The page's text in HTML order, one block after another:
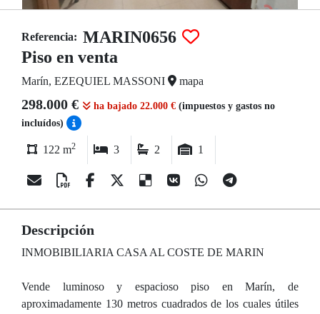
Referencia: MARIN0656
Piso en venta
Marín, EZEQUIEL MASSONI mapa
298.000 € ha bajado 22.000 € (impuestos y gastos no
incluídos)
122 m2 3 2 1
Descripción
INMOBIBILIARIA CASA AL COSTE DE MARIN
Vende luminoso y espacioso piso en Marín, de
aproximadamente 130 metros cuadrados de los cuales útiles